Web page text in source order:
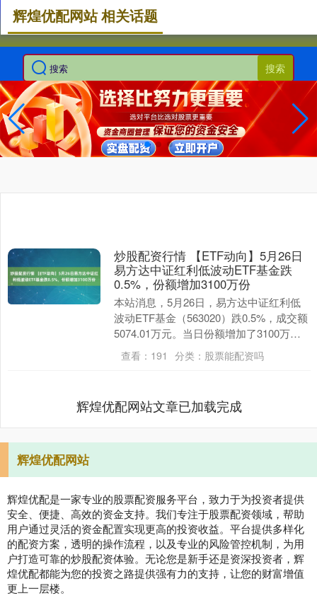
搜索
辉煌优配网站 相关话题
炒股配资行情 【ETF动向】5月26日
易方达中证红利低波动ETF基金跌
0.5%，份额增加3100万份
本站消息，5月26日，易方达中证红利低
波动ETF基金（563020）跌0.5%，成交额
5074.01万元。当日份额增加了3100万
份，最新份额为13.37亿份，....
查看： 191 分类： 股票能配资吗
辉煌优配网站文章已加载完成
辉煌优配网站
辉煌优配是一家专业的股票配资服务平台，致力于为投资者提供
安全、便捷、高效的资金支持。我们专注于股票配资领域，帮助
用户通过灵活的资金配置实现更高的投资收益。平台提供多样化
的配资方案，透明的操作流程，以及专业的风险管控机制，为用
户打造可靠的炒股配资体验。无论您是新手还是资深投资者，辉
煌优配都能为您的投资之路提供强有力的支持，让您的财富增值
更上一层楼。